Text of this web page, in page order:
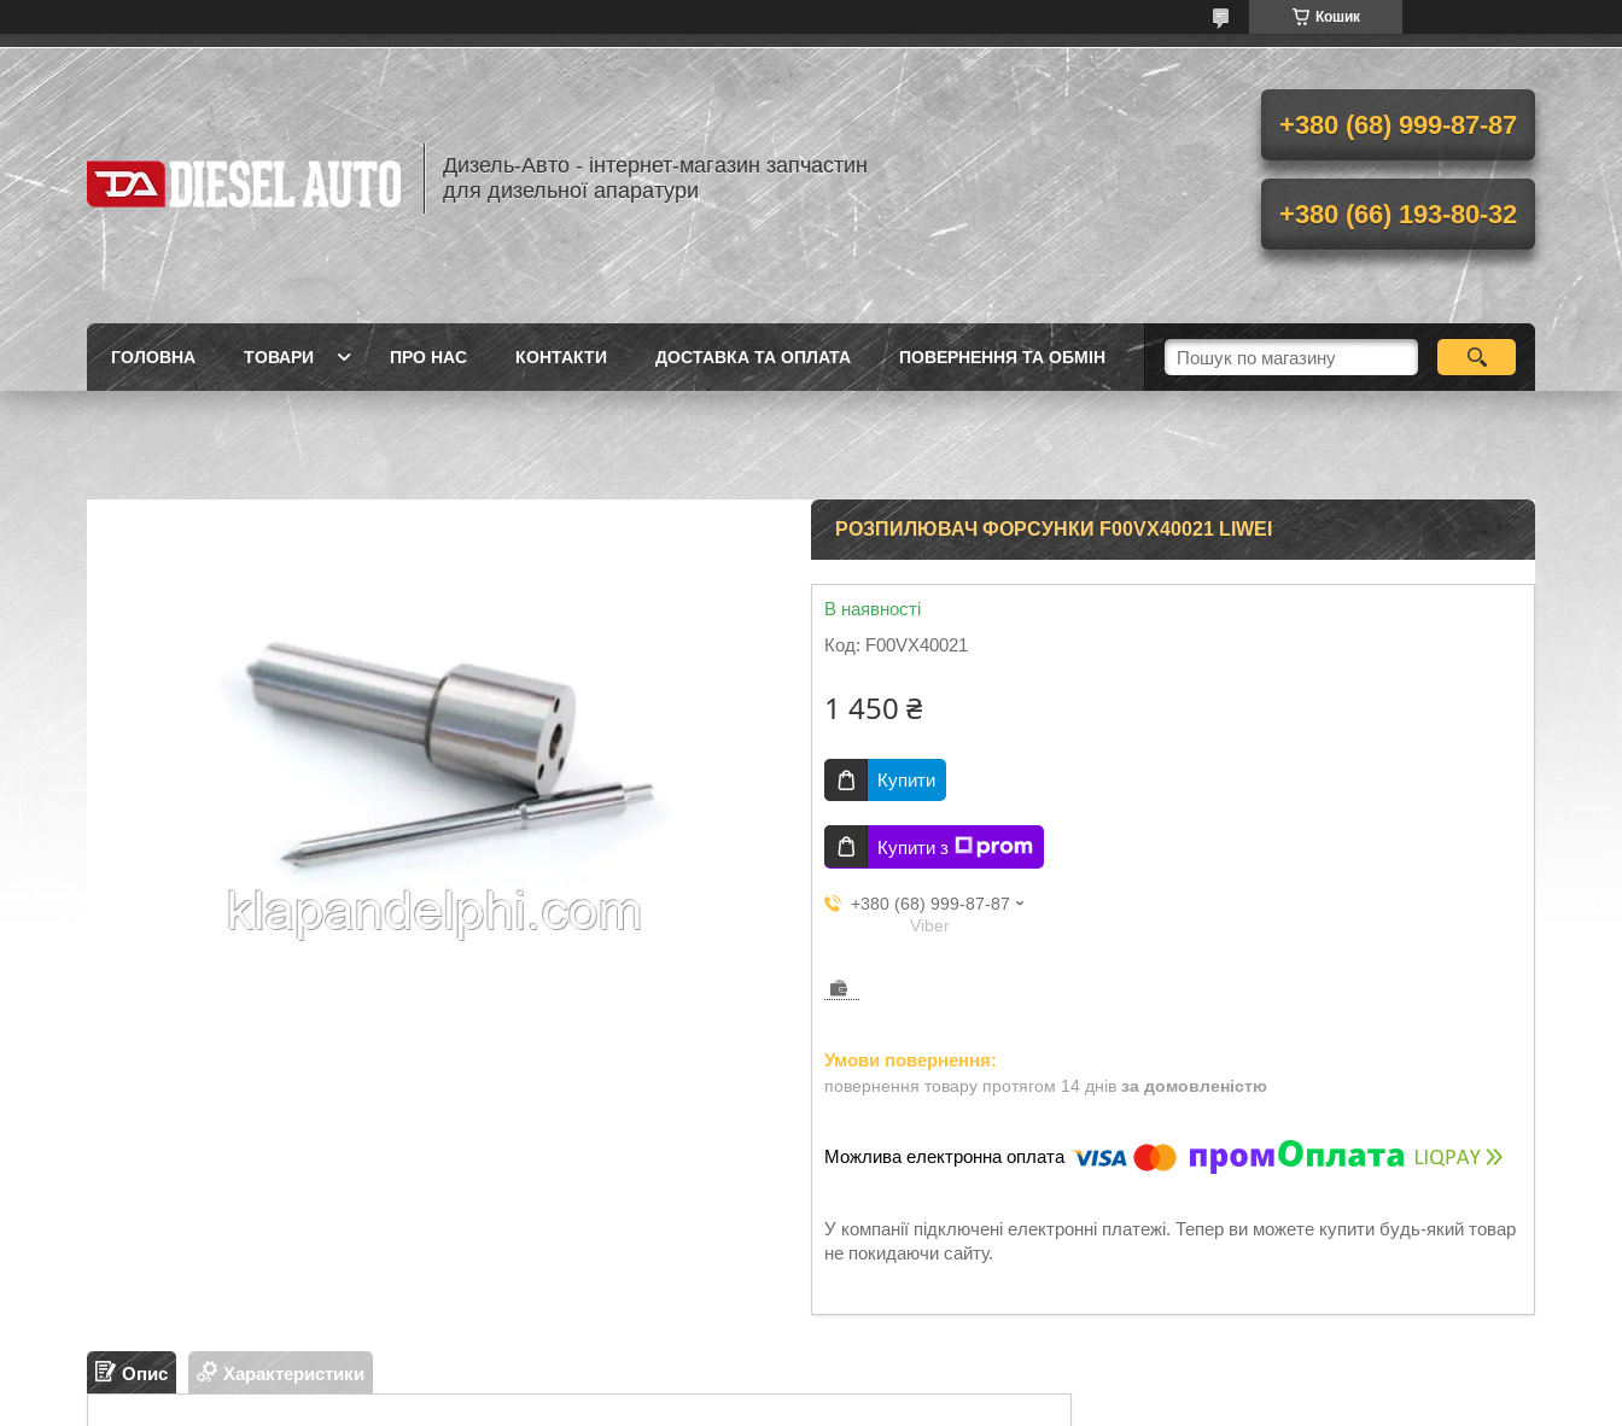
Кошик
Дизель-Авто - інтернет-магазин запчастин
для дизельної апаратури
+380 (68) 999-87-87
+380 (66) 193-80-32
ГОЛОВНА ТОВАРИ ПРО НАС КОНТАКТИ ДОСТАВКА ТА ОПЛАТА ПОВЕРНЕННЯ ТА ОБМІН
РОЗПИЛЮВАЧ ФОРСУНКИ F00VX40021 LIWEI
В наявності
Код: F00VX40021
1 450 ₴
Купити
Купити з
+380 (68) 999-87-87
Viber
повернення товару протягом 14 днів за домовленістю
У компанії підключені електронні платежі. Тепер ви можете купити будь-який товар
не покидаючи сайту.
Опис Характеристики